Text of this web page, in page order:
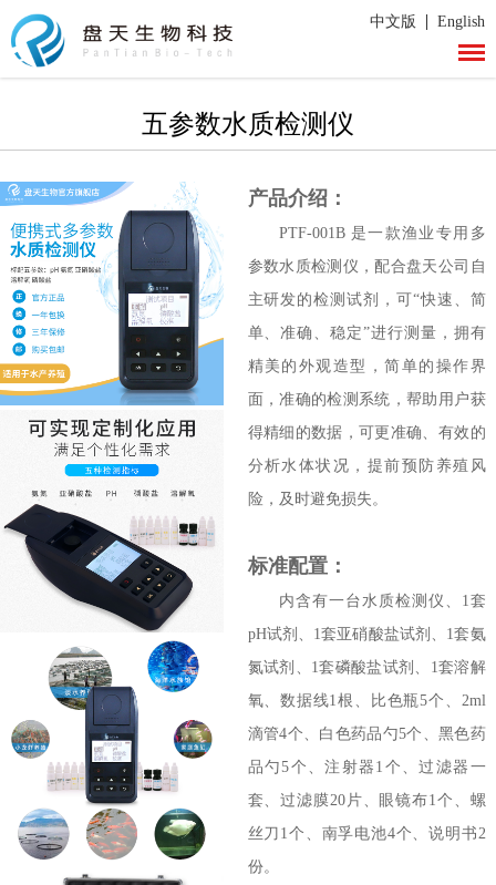
中文版 | English
五参数水质检测仪
产品介绍：
PTF-001B 是一款渔业专用多
参数水质检测仪，配合盘天公司自
主研发的检测试剂，可“快速、简
单、准确、稳定”进行测量，拥有
精美的外观造型，简单的操作界
面，准确的检测系统，帮助用户获
得精细的数据，可更准确、有效的
分析水体状况，提前预防养殖风
险，及时避免损失。
标准配置：
内含有一台水质检测仪、1套
pH试剂、1套亚硝酸盐试剂、1套氨
氮试剂、1套磷酸盐试剂、1套溶解
氧、数据线1根、比色瓶5个、2ml
滴管4个、白色药品勺5个、黑色药
品勺5个、注射器1个、过滤器一
套、过滤膜20片、眼镜布1个、螺
丝刀1个、南孚电池4个、说明书2
份。